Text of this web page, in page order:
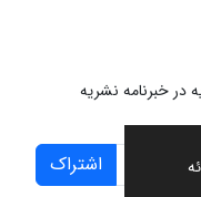
در خبرنامه نشریه
اشتراک